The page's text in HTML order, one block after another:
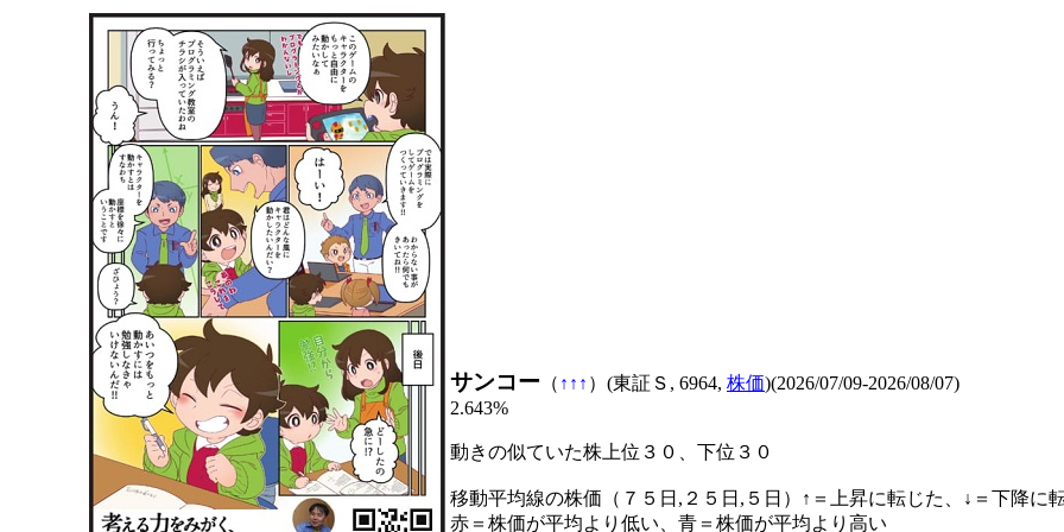
サンコー （ ↑ ↑ ↑ ）(東証Ｓ, 6964, 株価)(2026/07/09-2026/08/07)
2.643%
動きの似ていた株上位３０、下位３０
移動平均線の株価（７５日,２５日,５日）↑＝上昇に転じた、↓＝下降に
赤＝株価が平均より低い、青＝株価が平均より高い